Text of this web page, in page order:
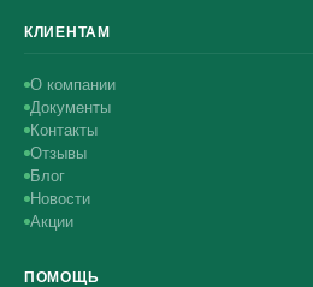
КЛИЕНТАМ
О компании
Документы
Контакты
Отзывы
Блог
Новости
Акции
ПОМОЩЬ